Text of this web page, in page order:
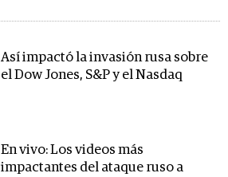
Así impactó la invasión rusa sobre
el Dow Jones, S&P y el Nasdaq
En vivo: Los videos más
impactantes del ataque ruso a